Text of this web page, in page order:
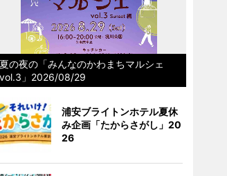
夏の夜の「みんなのかわまちマルシェ
vol.3」2026/08/29
浦安ブライトンホテル夏休
み企画「たからさがし」20
26